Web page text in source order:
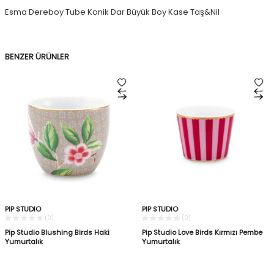
Esma Dereboy Tube Konik Dar Büyük Boy Kase Taş&Nil
BENZER ÜRÜNLER
PIP STUDIO
(0)
Pip Studio Blushing Birds Haki
Yumurtalık
PIP STUDIO
(0)
Pip Studio Love Birds Kırmızı Pembe
Yumurtalık